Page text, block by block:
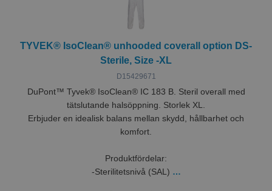
TYVEK® IsoClean® unhooded coverall option DS-
Sterile, Size -XL
D15429671
DuPont™ Tyvek® IsoClean® IC 183 B. Steril overall med
tätslutande halsöppning. Storlek XL.
Erbjuder en idealisk balans mellan skydd, hållbarhet och
komfort.
Produktfördelar:
-Sterilitetsnivå (SAL) …